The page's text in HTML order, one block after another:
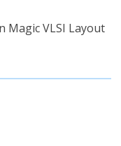
Magic VLSI Layout